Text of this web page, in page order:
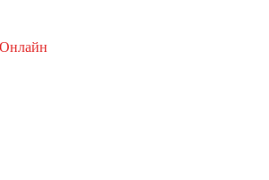
Онлайн